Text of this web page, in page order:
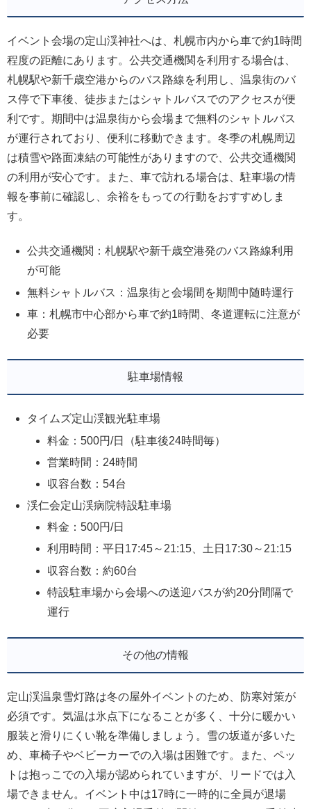
イベント会場の定山渓神社へは、札幌市内から車で約1時間
程度の距離にあります。公共交通機関を利用する場合は、
札幌駅や新千歳空港からのバス路線を利用し、温泉街のバ
ス停で下車後、徒歩またはシャトルバスでのアクセスが便
利です。期間中は温泉街から会場まで無料のシャトルバス
が運行されており、便利に移動できます。冬季の札幌周辺
は積雪や路面凍結の可能性がありますので、公共交通機関
の利用が安心です。また、車で訪れる場合は、駐車場の情
報を事前に確認し、余裕をもっての行動をおすすめしま
す。
公共交通機関：札幌駅や新千歳空港発のバス路線利用
が可能
無料シャトルバス：温泉街と会場間を期間中随時運行
車：札幌市中心部から車で約1時間、冬道運転に注意が
必要
駐車場情報
タイムズ定山渓観光駐車場
料金：500円/日（駐車後24時間毎）
営業時間：24時間
収容台数：54台
渓仁会定山渓病院特設駐車場
料金：500円/日
利用時間：平日17:45～21:15、土日17:30～21:15
収容台数：約60台
特設駐車場から会場への送迎バスが約20分間隔で
運行
その他の情報
定山渓温泉雪灯路は冬の屋外イベントのため、防寒対策が
必須です。気温は氷点下になることが多く、十分に暖かい
服装と滑りにくい靴を準備しましょう。雪の坂道が多いた
め、車椅子やベビーカーでの入場は困難です。また、ペッ
トは抱っこでの入場が認められていますが、リードでは入
場できません。イベント中は17時に一時的に全員が退場